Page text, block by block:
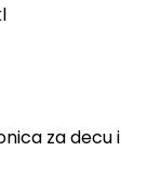
za decu i